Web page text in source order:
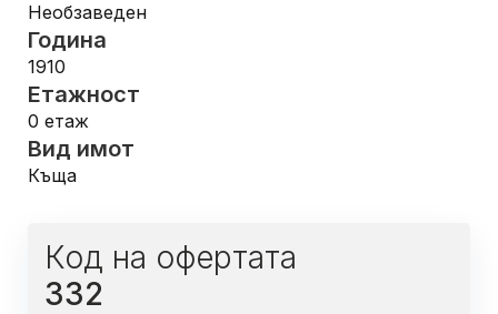
Необзаведен
Година
1910
Етажност
0 етаж
Вид имот
Къща
Код на офертата
332